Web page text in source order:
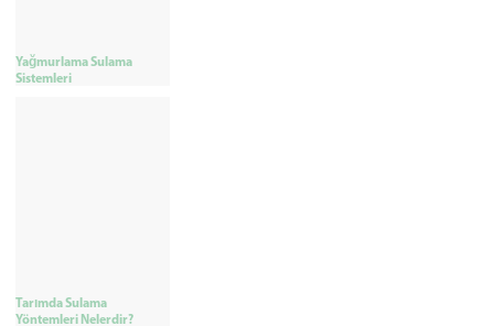
Yağmurlama Sulama
Sistemleri
Tarımda Sulama
Yöntemleri Nelerdir?